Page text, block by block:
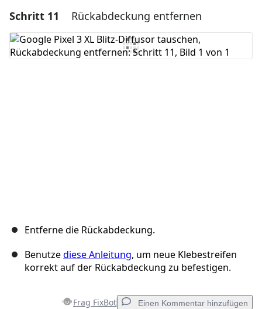
Einen Kommentar hinzufügen
Kommentar hinzufügen
Schritt 11 Rückabdeckung entfernen
Entferne die Rückabdeckung.
Benutzediese Anleitung, um neue Klebestreifen
korrekt auf der Rückabdeckung zu befestigen.
Frag FixBot Einen Kommentar hinzufügen